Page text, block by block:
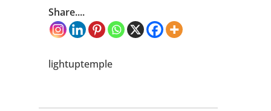
Share....
lightuptemple